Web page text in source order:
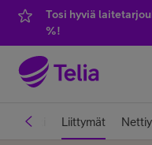
Tosi hyviä
%!
YKSITYISILLE
Liittymät